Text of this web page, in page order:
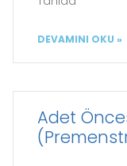
DEVAMINI OKU »
Adet